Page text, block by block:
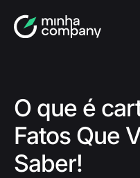
O que é
Fatos Que
Saber!